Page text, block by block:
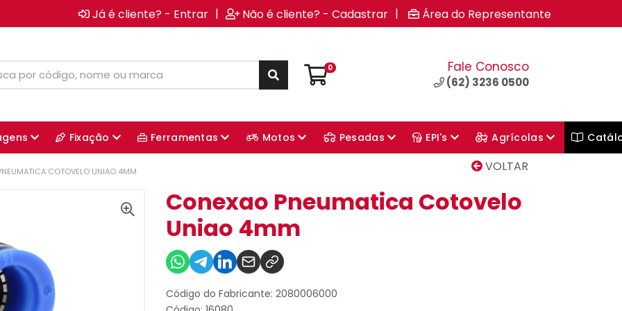
Já é cliente? - Entrar | Não é cliente? - Cadastrar | Área do Representante
0 Fale Conosco
(62) 3236 0500
Fixação Ferramentas Motos Pesadas EPI's Agrícolas
VOLTAR
COTOVELO UNIAO 4MM
Conexao Pneumatica Cotovelo
Uniao 4mm
Código do Fabricante: 2080006000